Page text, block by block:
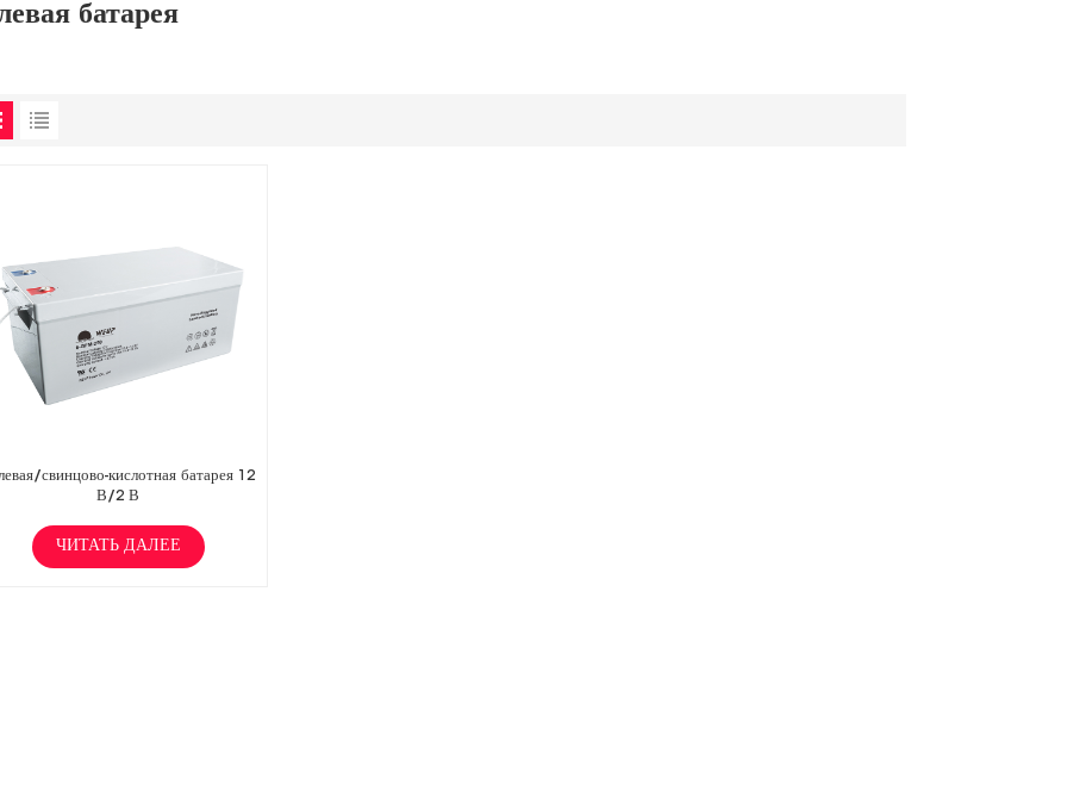
батарея
свинцово-кислотная батарея 12
В/2 В
ЧИТАТЬ ДАЛЕЕ